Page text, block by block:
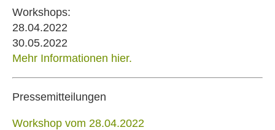
Workshops:
28.04.2022
30.05.2022
Mehr Informationen hier.
Pressemitteilungen
Workshop vom 28.04.2022